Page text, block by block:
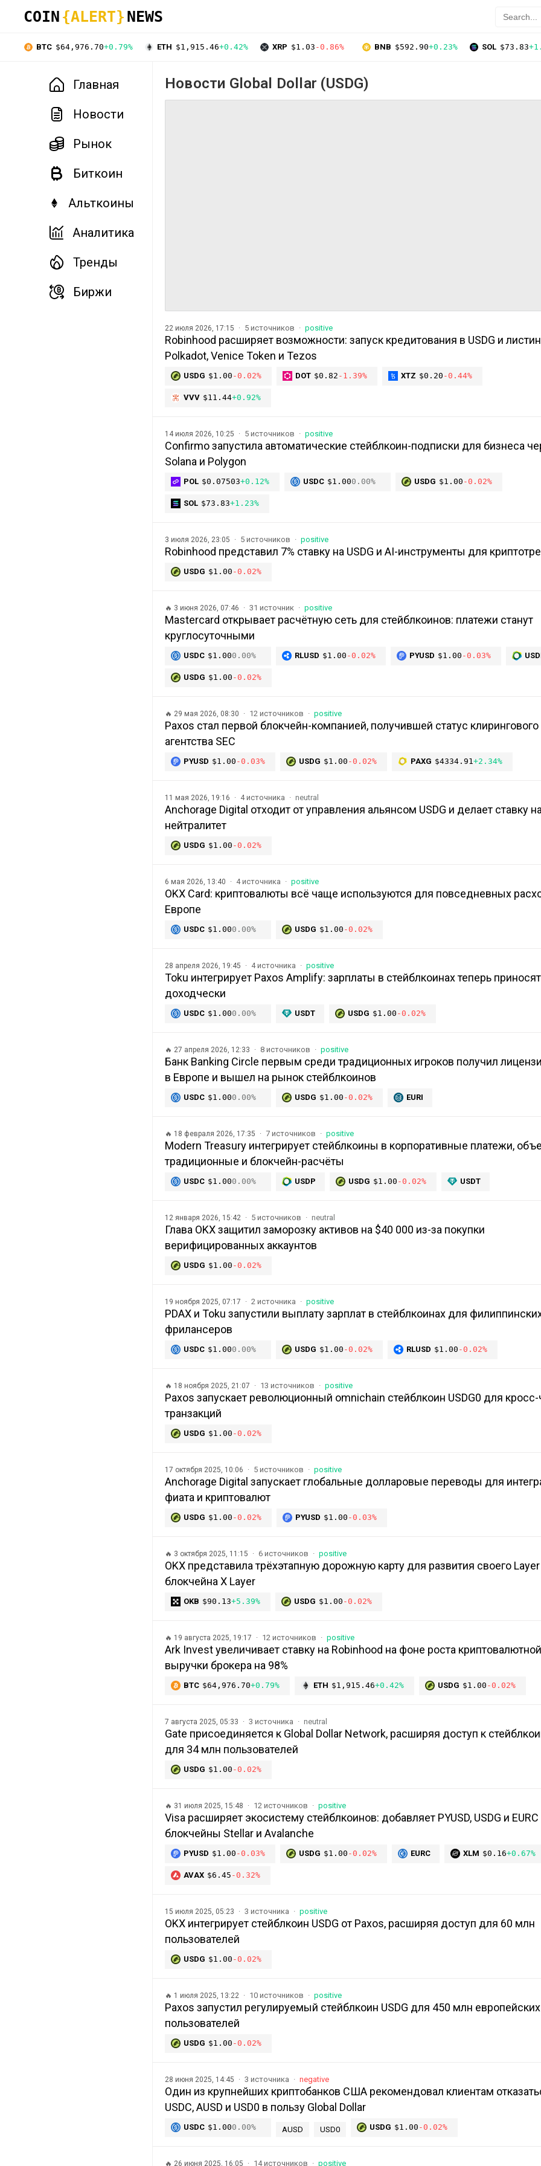
COIN {ALERT} NEWS
BTC $64,976.70+0.79% ETH $1,915.46+0.42% XRP $1.03 -0.86% BNB $592.90+0.23% SOL $73.83
Главная
Новости
Рынок
Биткоин
Альткоины
Аналитика
Тренды
Биржи
Новости Global Dollar (USDG)
22 июля 2026, 17:15 5 источников positive
Robinhood расширяет возможности: запуск кредитования в USDG и
Polkadot, Venice Token и Tezos
USDG $1.00 -0.02% DOT $0.82 -1.39% XTZ $0.20 -0.44%
VVV $11.44+0.92%
14 июля 2026, 10:25 5 источников positive
Confirmo запустила автоматические стейблкоин-подписки для бизнеса
Solana и Polygon
POL $0.07503+0.12% USDC $1.000.00% USDG $1.00 -0.02%
SOL $73.83+1.23%
3 июля 2026, 23:05 5 источников positive
Robinhood представил 7% ставку на USDG и AI-инструменты для
USDG $1.00 -0.02%
🔥 3 июня 2026, 07:46 31 источник positive
Mastercard открывает расчётную сеть для стейблкоинов: платежи станут
круглосуточными
USDC $1.000.00% RLUSD $1.00 -0.02% PYUSD $1.00 -0.03%
USDG $1.00 -0.02%
🔥 29 мая 2026, 08:30 12 источников positive
Paxos стал первой блокчейн-компанией, получившей статус клирингового
агентства SEC
PYUSD $1.00 -0.03% USDG $1.00 -0.02% PAXG $4334.91+2.34%
11 мая 2026, 19:16 4 источника neutral
Anchorage Digital отходит от управления альянсом USDG и делает ставку на
нейтралитет
USDG $1.00 -0.02%
6 мая 2026, 13:40 4 источника positive
OKX Card: криптовалюты всё чаще используются для повседневных
Европе
USDC $1.000.00% USDG $1.00 -0.02%
28 апреля 2026, 19:45 4 источника positive
Toku интегрирует Paxos Amplify: зарплаты в стейблкоинах теперь приносят
доходчески
USDC $1.000.00% USDT USDG $1.00 -0.02%
🔥 27 апреля 2026, 12:33 8 источников positive
Банк Banking Circle первым среди традиционных игроков получил
в Европе и вышел на рынок стейблкоинов
USDC $1.000.00% USDG $1.00 -0.02% EURI
🔥 18 февраля 2026, 17:35 7 источников positive
Modern Treasury интегрирует стейблкоины в корпоративные платежи,
традиционные и блокчейн-расчёты
USDC $1.000.00% USDP USDG $1.00 -0.02% USDT
12 января 2026, 15:42 5 источников neutral
Глава OKX защитил заморозку активов на $40 000 из-за покупки
верифицированных аккаунтов
USDG $1.00 -0.02%
19 ноября 2025, 07:17 2 источника positive
PDAX и Toku запустили выплату зарплат в стейблкоинах для
фрилансеров
USDC $1.000.00% USDG $1.00 -0.02% RLUSD $1.00 -0.02%
🔥 18 ноября 2025, 21:07 13 источников positive
Paxos запускает революционный omnichain стейблкоин USDG0 для
транзакций
USDG $1.00 -0.02%
17 октября 2025, 10:06 5 источников positive
Anchorage Digital запускает глобальные долларовые переводы для
фиата и криптовалют
USDG $1.00 -0.02% PYUSD $1.00 -0.03%
🔥 3 октября 2025, 11:15 6 источников positive
OKX представила трёхэтапную дорожную карту для развития своего
блокчейна X Layer
OKB $90.13+5.39% USDG $1.00 -0.02%
🔥 19 августа 2025, 19:17 12 источников positive
Ark Invest увеличивает ставку на Robinhood на фоне роста криптовалютной
выручки брокера на 98%
BTC $64,976.70+0.79% ETH $1,915.46+0.42% USDG $1.00 -0.02%
7 августа 2025, 05:33 3 источника neutral
Gate присоединяется к Global Dollar Network, расширяя доступ к
для 34 млн пользователей
USDG $1.00 -0.02%
🔥 31 июля 2025, 15:48 12 источников positive
Visa расширяет экосистему стейблкоинов: добавляет PYUSD, USDG и EURC
блокчейны Stellar и Avalanche
PYUSD $1.00 -0.03% USDG $1.00 -0.02% EURC XLM $0.16+0.67%
AVAX $6.45 -0.32%
15 июля 2025, 05:23 3 источника positive
OKX интегрирует стейблкоин USDG от Paxos, расширяя доступ для 60 млн
пользователей
USDG $1.00 -0.02%
🔥 1 июля 2025, 13:22 10 источников positive
Paxos запустил регулируемый стейблкоин USDG для 450 млн европейских
пользователей
USDG $1.00 -0.02%
28 июня 2025, 14:45 3 источника negative
Один из крупнейших криптобанков США рекомендовал клиентам
USDC, AUSD и USD0 в пользу Global Dollar
USDC $1.000.00% AUSD USD0 USDG $1.00 -0.02%
🔥 26 июня 2025, 16:05 14 источников positive